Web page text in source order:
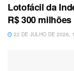
Lotofácil da
R$ 300 milhões
22 DE JULHO DE 2026,